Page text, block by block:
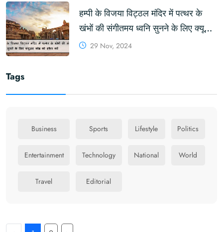
हम्पी के विजया विट्ठल मंदिर में पत्थर के
खंभों की संगीतमय ध्वनि सुनने के लिए क्यूआर
कोड को स्कैन करें #QRCode
29 Nov, 2024
Tags
Business Sports Lifestyle Politics
Entertainment Technology National World
Travel Editorial